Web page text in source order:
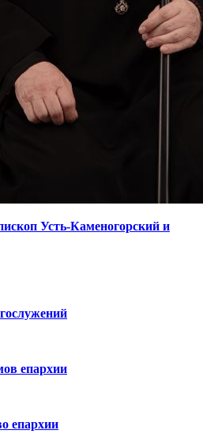
Усть-Каменогорский и
епархии
епархии